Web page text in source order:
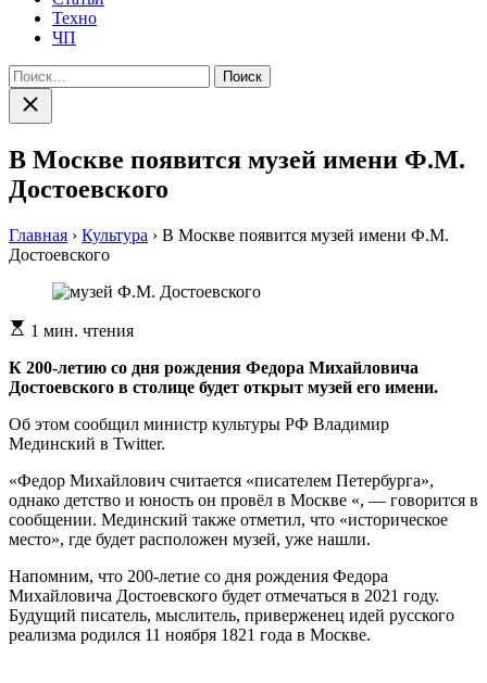
Техно
ЧП
Найти:
Закрыть
поиск
В Москве появится музей имени Ф.М.
Достоевского
Главная › Культура › В Москве появится музей имени Ф.М.
Достоевского
Расчетное
чтения
1 мин. чтения
К 200-летию со дня рождения Федора Михайловича
Достоевского в столице будет открыт музей его имени.
Об этом сообщил министр культуры РФ Владимир
Мединский в Twitter.
«Федор Михайлович считается «писателем Петербурга»,
однако детство и юность он провёл в Москве «, — говорится в
сообщении. Мединский также отметил, что «историческое
место», где будет расположен музей, уже нашли.
Напомним, что 200-летие со дня рождения Федора
Михайловича Достоевского будет отмечаться в 2021 году.
Будущий писатель, мыслитель, приверженец идей русского
реализма родился 11 ноября 1821 года в Москве.